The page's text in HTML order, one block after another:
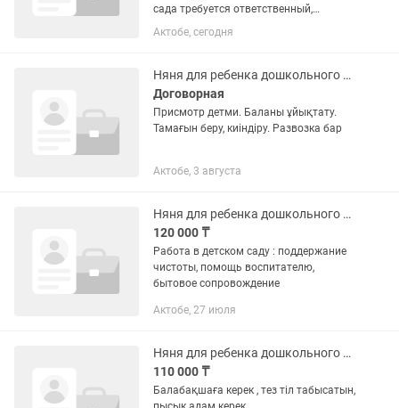
сада требуется ответственный,
заботливый и аккуратный помощник
воспитателя. Главная задача
и безопасной среды для наших...
Актобе, сегодня
Няня для ребенка дошкольного возраста
Договорная
Присмотр детми. Баланы ұйықтату.
Тамағын беру, киіндіру. Развозка бар
Актобе, 3 августа
Няня для ребенка дошкольного возраста
120 000 ₸
Работа в детском саду : поддержание
чистоты, помощь воспитателю,
бытовое сопровождение
Актобе, 27 июля
Няня для ребенка дошкольного возраста
110 000 ₸
Балабақшаға керек , тез тіл табысатын,